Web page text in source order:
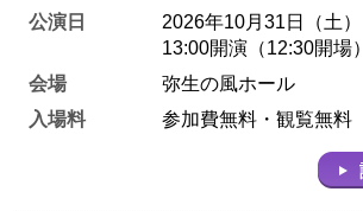
公演日
2026年10月31日（土）
13:00開演（12:30開場）
会場
弥生の風ホール
入場料
参加費無料・観覧無料